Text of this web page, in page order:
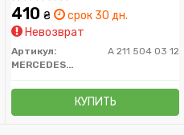
410 ₴
срок 30 дн.
Невозврат
Артикул:
A 211 504 03 12
MERCEDES-BENZ
КУПИТЬ